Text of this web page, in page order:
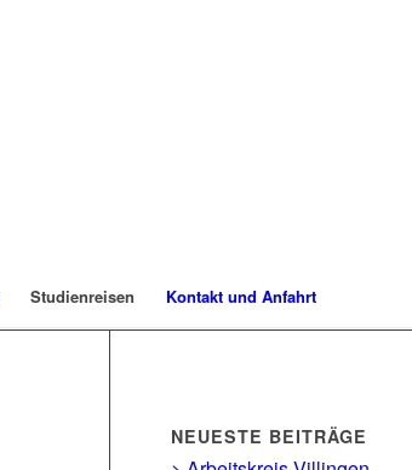
Studienreisen Kontakt und Anfahrt
NEUESTE BEITRÄGE